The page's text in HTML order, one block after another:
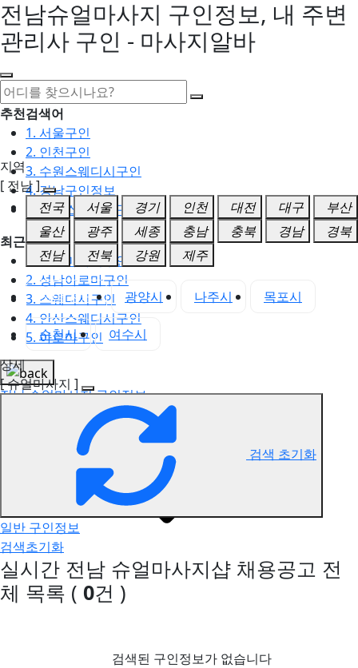
전남슈얼마사지 구인정보, 내 주변
관리사 구인 - 마사지알바
추천검색어
1. 서울구인
2. 인천구인
3. 수원스웨디시구인
4. 강남구인정보
5. 동탄스웨디시구인
최근검색어
1. 일산마사지구인
2. 성남아로마구인
3. 스웨디시구인
4. 안산스웨디시구인
5. 아로마구인
전남 슈얼마사지 구인정보
지역
[ 전남 ]
전국
서울 경기 인천 대전 대구
부산
울산
광주 세종 충남 충북 경남
경북
전남
전북 강원 제주
전남 전체 광양시 나주시 목포시
순천시
여수시
상세
[ 슈얼마사지 ]
검색 초기화
일반 구인정보
검색초기화
실시간 전남 슈얼마사지샵 채용공고 전
체 목록 ( 0건 )
검색된 구인정보가 없습니다